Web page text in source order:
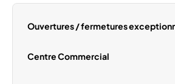
Ouvertures / fermetures
Centre Commercial